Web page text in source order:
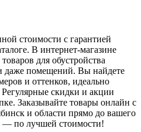
стоимости с гарантией
В интернет-магазине
для обустройства
даже помещений. Вы найдете
и оттенков, идеально
скидки и акции
Заказывайте товары онлайн с
и области прямо до вашего
— по лучшей стоимости!